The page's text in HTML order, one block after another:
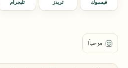
فيسبوك ثريدز تليجرام